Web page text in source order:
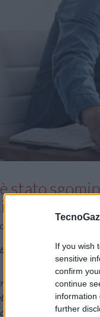
If you wish
sensitive
confirm
continue
information
further
stato
commenta il colpo
di LockBitè uno
le operazioni del
di adattamento.